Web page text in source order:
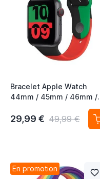
Bracelet Apple Watch
44mm / 45mm / 46mm /
29,99 € 49,99 €
En promotion